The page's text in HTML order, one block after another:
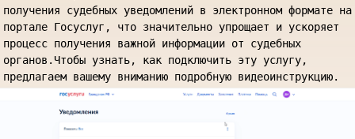
получения судебных уведомлений в электронном формате на
портале Госуслуг, что значительно упрощает и ускоряет
процесс получения важной информации от судебных
органов.Чтобы узнать, как подключить эту услугу,
предлагаем вашему вниманию подробную видеоинструкцию.